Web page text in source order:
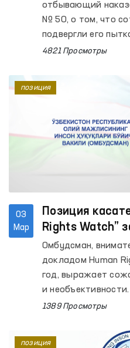
отбывающий
№ 50, о том, что
подвергли его
поместили в
4821 Просмотры
03
Мар
Позиция
Rights Watch”
Омбудсман,
докладом Human
год, выражает
и необъективности.
1389 Просмотры
позиция
позиция